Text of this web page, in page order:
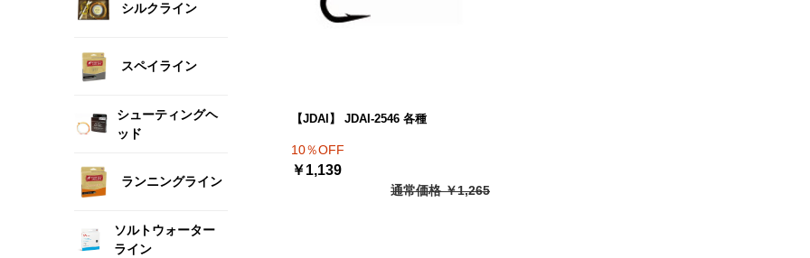
シルクライン
スペイライン
シューティングヘ
ッド
ランニングライン
ソルトウォーター
ライン
【JDAI】 JDAI-2546 各種
10％OFF
￥1,139
通常価格 ￥1,265